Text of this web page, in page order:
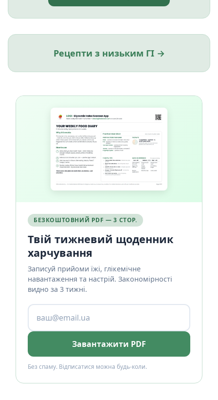
Рецепти з низьким ГІ →
БЕЗКОШТОВНИЙ PDF — 3 СТОР.
Твій тижневий щоденник
харчування
Записуй прийоми їжі, глікемічне
навантаження та настрій. Закономірності
видно за 3 тижні.
Завантажити PDF
Без спаму. Відписатися можна будь-коли.